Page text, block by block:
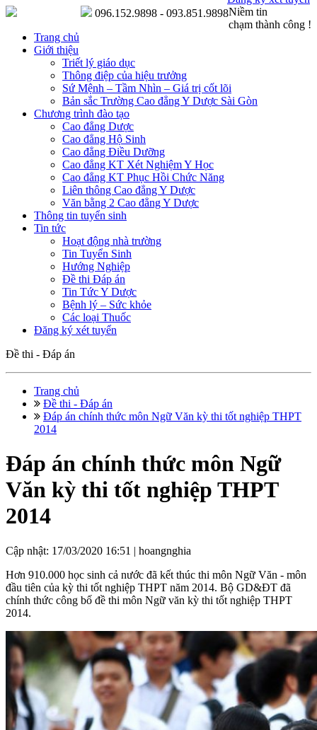
Niềm tin
chạm thành công !
096.152.9898 - 093.851.9898
Trang chủ
Giới thiệu
Triết lý giáo dục
Thông điệp của hiệu trưởng
Sứ Mệnh – Tầm Nhìn – Giá trị cốt lõi
Bản sắc Trường Cao đẳng Y Dược Sài Gòn
Chương trình đào tạo
Cao đẳng Dược
Cao đẳng Hộ Sinh
Cao đẳng Điều Dưỡng
Cao đẳng KT Xét Nghiệm Y Học
Cao đẳng KT Phục Hồi Chức Năng
Liên thông Cao đẳng Y Dược
Văn bằng 2 Cao đẳng Y Dược
Thông tin tuyển sinh
Tin tức
Hoạt động nhà trường
Tin Tuyển Sinh
Hướng Nghiệp
Đề thi Đáp án
Tin Tức Y Dược
Bệnh lý – Sức khỏe
Các loại Thuốc
Đăng ký xét tuyển
Đề thi - Đáp án
Trang chủ
Đề thi - Đáp án
Đáp án chính thức môn Ngữ Văn kỳ thi tốt nghiệp THPT
2014
Đáp án chính thức môn Ngữ
Văn kỳ thi tốt nghiệp THPT
2014
Cập nhật: 17/03/2020 16:51 | hoangnghia
Hơn 910.000 học sinh cả nước đã kết thúc thi môn Ngữ Văn - môn
đầu tiên của kỳ thi tốt nghiệp THPT năm 2014. Bộ GD&ĐT đã
chính thức công bố đề thi môn Ngữ văn kỳ thi tốt nghiệp THPT
2014.